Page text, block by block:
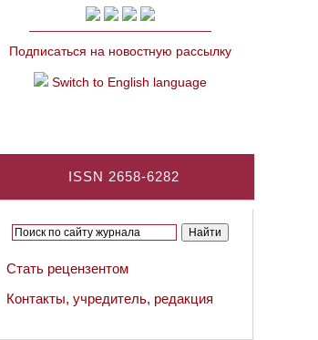
Подписаться на новостную рассылку
Switch to English language
ISSN 2658-6282
Стать рецензентом
Контакты, учредитель, редакция